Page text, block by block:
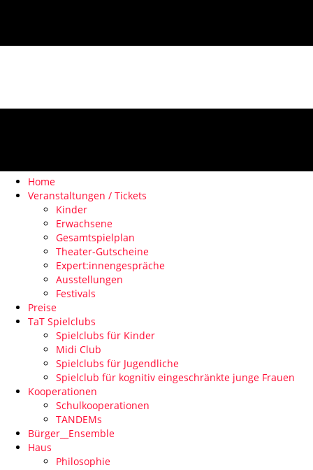
Home
Veranstaltungen / Tickets
Kinder
Erwachsene
Gesamtspielplan
Theater-Gutscheine
Expert:innengespräche
Ausstellungen
Festivals
Preise
TaT Spielclubs
Spielclubs für Kinder
Midi Club
Spielclubs für Jugendliche
Spielclub für kognitiv eingeschränkte junge Frauen
Kooperationen
Schulkooperationen
TANDEMs
Bürger__Ensemble
Haus
Philosophie